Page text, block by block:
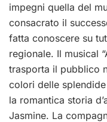
impegni quella del
consacrato il
fatta conoscere su
regionale. Il musical
trasporta il pubblico
colori delle
la romantica storia
Jasmine. La